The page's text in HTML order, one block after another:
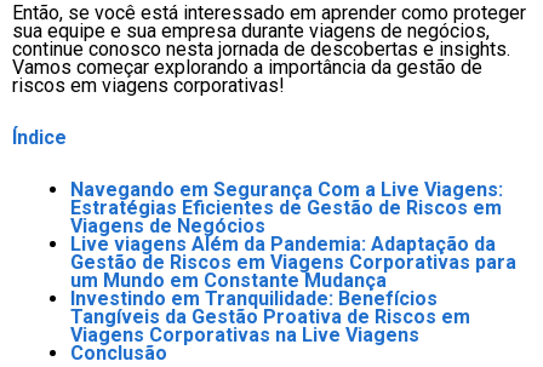
Então, se você está interessado em aprender como proteger
sua equipe e sua empresa durante viagens de negócios,
continue conosco nesta jornada de descobertas e insights.
Vamos começar explorando a importância da gestão de
riscos em viagens corporativas!
Índice
Navegando em Segurança Com a Live Viagens:
Estratégias Eficientes de Gestão de Riscos em
Viagens de Negócios
Live viagens Além da Pandemia: Adaptação da
Gestão de Riscos em Viagens Corporativas para
um Mundo em Constante Mudança
Investindo em Tranquilidade: Benefícios
Tangíveis da Gestão Proativa de Riscos em
Viagens Corporativas na Live Viagens
Conclusão